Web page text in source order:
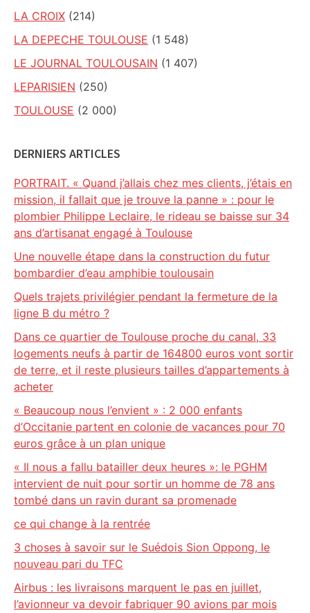
LA CROIX (214)
LA DEPECHE TOULOUSE (1 548)
LE JOURNAL TOULOUSAIN (1 407)
LEPARISIEN (250)
TOULOUSE (2 000)
DERNIERS ARTICLES
PORTRAIT. « Quand j’allais chez mes clients, j’étais en
mission, il fallait que je trouve la panne » : pour le
plombier Philippe Leclaire, le rideau se baisse sur 34
ans d’artisanat engagé à Toulouse
Une nouvelle étape dans la construction du futur
bombardier d’eau amphibie toulousain
Quels trajets privilégier pendant la fermeture de la
ligne B du métro ?
Dans ce quartier de Toulouse proche du canal, 33
logements neufs à partir de 164800 euros vont sortir
de terre, et il reste plusieurs tailles d’appartements à
acheter
« Beaucoup nous l’envient » : 2 000 enfants
d’Occitanie partent en colonie de vacances pour 70
euros grâce à un plan unique
« Il nous a fallu batailler deux heures »: le PGHM
intervient de nuit pour sortir un homme de 78 ans
tombé dans un ravin durant sa promenade
ce qui change à la rentrée
3 choses à savoir sur le Suédois Sion Oppong, le
nouveau pari du TFC
Airbus : les livraisons marquent le pas en juillet,
l’avionneur va devoir fabriquer 90 avions par mois